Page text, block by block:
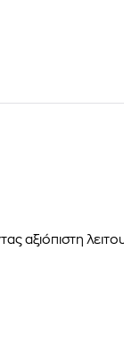
αξιόπιστη